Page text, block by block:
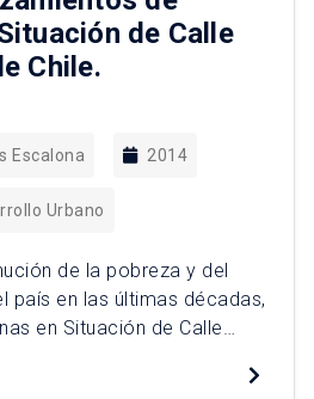
de Calle
Chile.
Escalona 2014
Urbano
de la pobreza y del
país en las últimas décadas,
en Situación de Calle
Estas personas han